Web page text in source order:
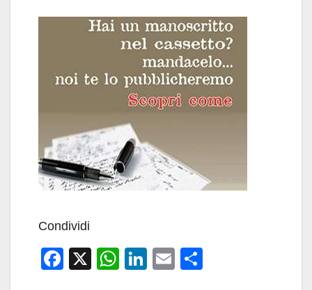
Condividi
F
X
W
Li
E